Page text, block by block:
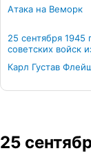
Атака на Веморк
25 сентября 1945
советских войск
Карл Густав
25